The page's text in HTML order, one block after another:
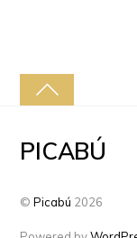
PICABÚ
©Picabú 2026